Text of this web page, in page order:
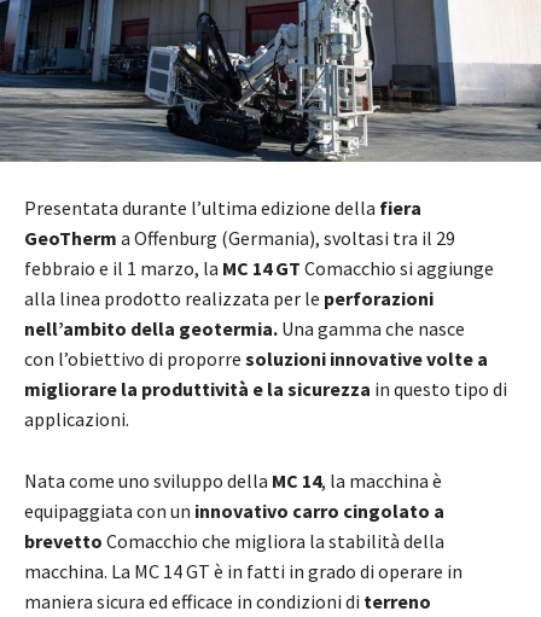
Presentata durante l’ultima edizione della fiera
GeoTherm a Offenburg (Germania), svoltasi tra il 29
febbraio e il 1 marzo, la MC 14 GT Comacchio si aggiunge
alla linea prodotto realizzata per le perforazioni
nell’ambito della geotermia. Una gamma che nasce
con l’obiettivo di proporre soluzioni innovative volte a
migliorare la produttività e la sicurezza in questo tipo di
applicazioni.
Nata come uno sviluppo della MC 14, la macchina è
equipaggiata con un innovativo carro cingolato a
brevetto Comacchio che migliora la stabilità della
macchina. La MC 14 GT è in fatti in grado di operare in
maniera sicura ed efficace in condizioni di terreno